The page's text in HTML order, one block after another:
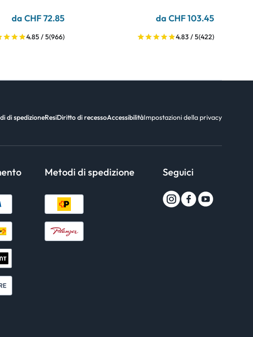
da CHF 72.85
4.85 / 5(966)
da CHF 103.45
4.83 / 5(422)
di spedizioneResiDiritto di recessoAccessibilitàImpostazioni della privacy
Metodi di spedizione Seguici